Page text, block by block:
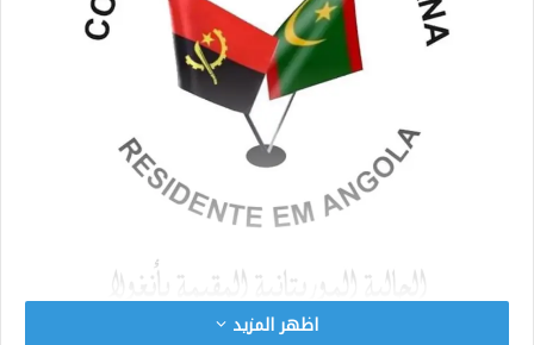
اظهر المزيد